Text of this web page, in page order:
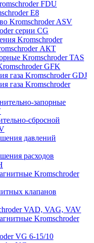
FDU
E8
Kromschroder ASV
серии CG
Kromschroder
АКТ
Kromschroder TAS
GFK
газа Kromschroder GDJ
газа Kromschroder
запорные
сбросной
давлений
расходов
Kromschroder
клапанов
VAD, VAG, VAV
Kromschroder
VG 6-15/10